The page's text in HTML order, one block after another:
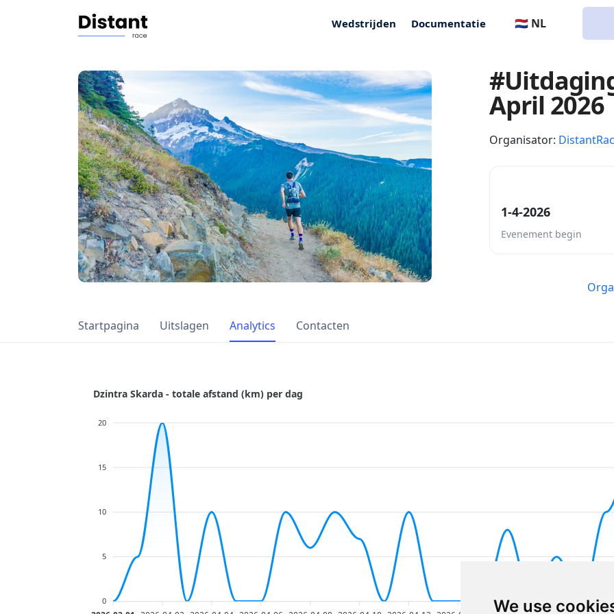
We use
Wedstrijden Documentatie 🇳🇱 NL
April 2026
Organisator:
1-4-2026
Evenement begin
Startpagina Uitslagen Analytics Contacten
Dzintra Skarda - totale afstand (km) per dag
20
15
10
5
0